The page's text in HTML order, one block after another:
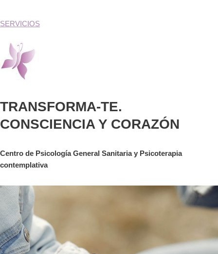
SERVICIOS
TRANSFORMA-TE.
CONSCIENCIA Y CORAZÓN
Centro de Psicología General Sanitaria y Psicoterapia
contemplativa